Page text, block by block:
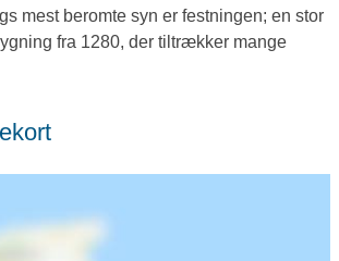
mest beromte syn er festningen; en stor
fra 1280, der tiltrækker mange